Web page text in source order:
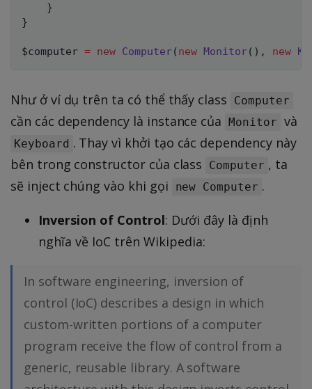
}
}
$computer = new Computer( new Monitor( ) , new
Như ở ví dụ trên ta có thể thấy class Computer
cần các dependency là instance của Monitor và
Keyboard . Thay vì khởi tạo các dependency này
bên trong constructor của class
Computer , ta
sẽ inject chúng vào khi gọi
new Computer .
Inversion of Control: Dưới đây là định
nghĩa về IoC trên Wikipedia:
In software engineering, inversion of
control (IoC) describes a design in which
custom-written portions of a computer
program receive the flow of control from a
generic, reusable library. A software